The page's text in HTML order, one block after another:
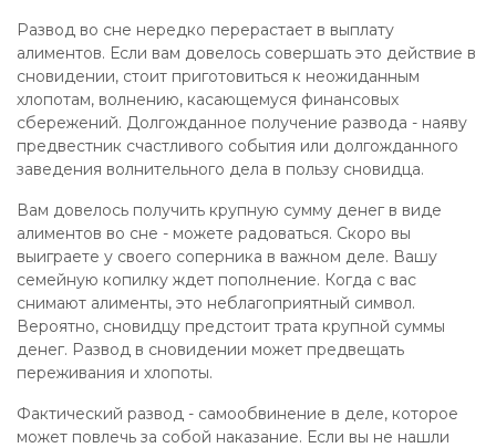
Развод во сне нередко перерастает в выплату
алиментов. Если вам довелось совершать это действие в
сновидении, стоит приготовиться к неожиданным
хлопотам, волнению, касающемуся финансовых
сбережений. Долгожданное получение развода - наяву
предвестник счастливого события или долгожданного
заведения волнительного дела в пользу сновидца.
Вам довелось получить крупную сумму денег в виде
алиментов во сне - можете радоваться. Скоро вы
выиграете у своего соперника в важном деле. Вашу
семейную копилку ждет пополнение. Когда с вас
снимают алименты, это неблагоприятный символ.
Вероятно, сновидцу предстоит трата крупной суммы
денег. Развод в сновидении может предвещать
переживания и хлопоты.
Фактический развод - самообвинение в деле, которое
может повлечь за собой наказание. Если вы не нашли